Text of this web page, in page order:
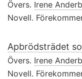
Övers. Irene
Novell.
Apbrödsträdet
Övers. Irene
Novell.